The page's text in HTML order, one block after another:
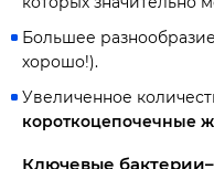
Большее
хорошо!).
Увеличенное
короткоцепочечные
Ключевые